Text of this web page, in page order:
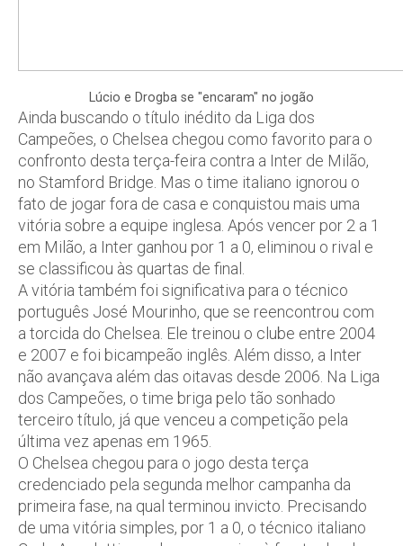
Lúcio e Drogba se "encaram" no jogão
Ainda buscando o título inédito da Liga dos
Campeões, o Chelsea chegou como favorito para o
confronto desta terça-feira contra a Inter de Milão,
no Stamford Bridge. Mas o time italiano ignorou o
fato de jogar fora de casa e conquistou mais uma
vitória sobre a equipe inglesa. Após vencer por 2 a 1
em Milão, a Inter ganhou por 1 a 0, eliminou o rival e
se classificou às quartas de final.
A vitória também foi significativa para o técnico
português José Mourinho, que se reencontrou com
a torcida do Chelsea. Ele treinou o clube entre 2004
e 2007 e foi bicampeão inglês. Além disso, a Inter
não avançava além das oitavas desde 2006. Na Liga
dos Campeões, o time briga pelo tão sonhado
terceiro título, já que venceu a competição pela
última vez apenas em 1965.
O Chelsea chegou para o jogo desta terça
credenciado pela segunda melhor campanha da
primeira fase, na qual terminou invicto. Precisando
de uma vitória simples, por 1 a 0, o técnico italiano